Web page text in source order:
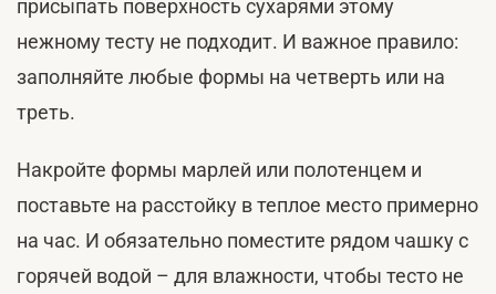
присыпать поверхность сухарями этому
нежному тесту не подходит. И важное правило:
заполняйте любые формы на четверть или на
треть.
Накройте формы марлей или полотенцем и
поставьте на расстойку в теплое место примерно
на час. И обязательно поместите рядом чашку с
горячей водой – для влажности, чтобы тесто не